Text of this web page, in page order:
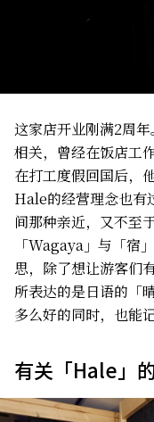
这家店开业刚满2周
相关，曾经在饭店工
在打工度假回国后，
Hale的经营理念也有
间那种亲近，又不至
「Wagaya」与「宿
思，除了想让游客们
所表达的是日语的「
多么好的同时，也能
有关「Hale」